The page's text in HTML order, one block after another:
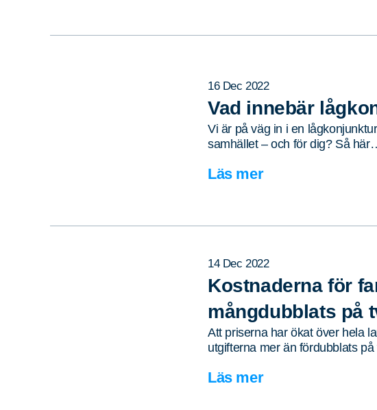
16 Dec 2022
Vad innebär
Vi är på väg in i en
samhället – och för dig? Så
Läs mer
14 Dec 2022
Kostnaderna för
mångdubblats på
Att priserna har ökat över hela
utgifterna mer än fördubblats
Läs mer